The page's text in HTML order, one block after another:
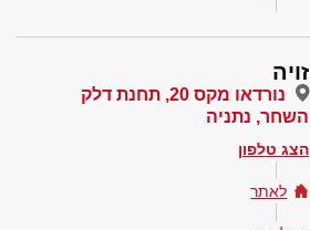
זויה
נורדאו מקס 20, תחנת דלק
השחר, נתניה
הצג טלפון
לאתר